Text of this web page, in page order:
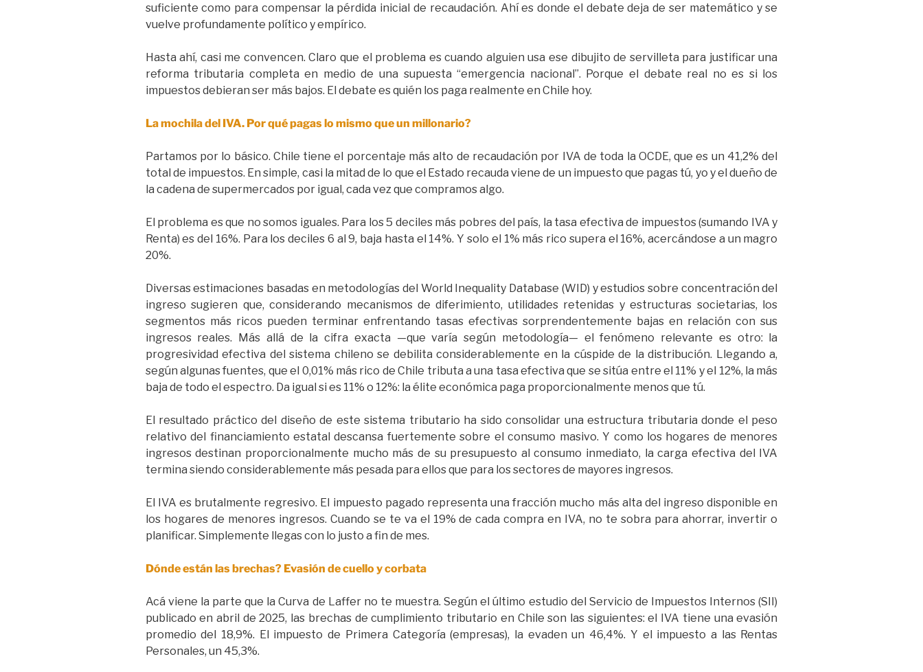
suficiente como para compensar la pérdida inicial de recaudación. Ahí es donde el debate deja de ser matemático y se
vuelve profundamente político y empírico.
Hasta ahí, casi me convencen. Claro que el problema es cuando alguien usa ese dibujito de servilleta para justificar una
reforma tributaria completa en medio de una supuesta “emergencia nacional”. Porque el debate real no es si los
impuestos debieran ser más bajos. El debate es quién los paga realmente en Chile hoy.
La mochila del IVA. Por qué pagas lo mismo que un millonario?
Partamos por lo básico. Chile tiene el porcentaje más alto de recaudación por IVA de toda la OCDE, que es un 41,2% del
total de impuestos. En simple, casi la mitad de lo que el Estado recauda viene de un impuesto que pagas tú, yo y el dueño de
la cadena de supermercados por igual, cada vez que compramos algo.
El problema es que no somos iguales. Para los 5 deciles más pobres del país, la tasa efectiva de impuestos (sumando IVA y
Renta) es del 16%. Para los deciles 6 al 9, baja hasta el 14%. Y solo el 1% más rico supera el 16%, acercándose a un magro
20%.
Diversas estimaciones basadas en metodologías del World Inequality Database (WID) y estudios sobre concentración del
ingreso sugieren que, considerando mecanismos de diferimiento, utilidades retenidas y estructuras societarias, los
segmentos más ricos pueden terminar enfrentando tasas efectivas sorprendentemente bajas en relación con sus
ingresos reales. Más allá de la cifra exacta —que varía según metodología— el fenómeno relevante es otro: la
progresividad efectiva del sistema chileno se debilita considerablemente en la cúspide de la distribución. Llegando a,
según algunas fuentes, que el 0,01% más rico de Chile tributa a una tasa efectiva que se sitúa entre el 11% y el 12%, la más
baja de todo el espectro. Da igual si es 11% o 12%: la élite económica paga proporcionalmente menos que tú.
El resultado práctico del diseño de este sistema tributario ha sido consolidar una estructura tributaria donde el peso
relativo del financiamiento estatal descansa fuertemente sobre el consumo masivo. Y como los hogares de menores
ingresos destinan proporcionalmente mucho más de su presupuesto al consumo inmediato, la carga efectiva del IVA
termina siendo considerablemente más pesada para ellos que para los sectores de mayores ingresos.
El IVA es brutalmente regresivo. El impuesto pagado representa una fracción mucho más alta del ingreso disponible en
los hogares de menores ingresos. Cuando se te va el 19% de cada compra en IVA, no te sobra para ahorrar, invertir o
planificar. Simplemente llegas con lo justo a fin de mes.
Dónde están las brechas? Evasión de cuello y corbata
Acá viene la parte que la Curva de Laffer no te muestra. Según el último estudio del Servicio de Impuestos Internos (SII)
publicado en abril de 2025, las brechas de cumplimiento tributario en Chile son las siguientes: el IVA tiene una evasión
promedio del 18,9%. El impuesto de Primera Categoría (empresas), la evaden un 46,4%. Y el impuesto a las Rentas
Personales, un 45,3%.